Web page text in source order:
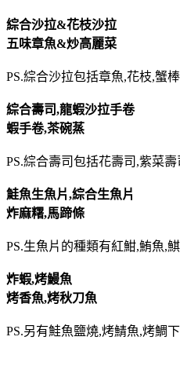
綜合沙拉&花枝沙拉
五味章魚&炒高麗菜
PS.綜合沙拉包括章魚,花枝,蟹棒
綜合壽司,龍蝦沙拉手卷
蝦手卷,茶碗蒸
PS.綜合壽司包括花壽司,紫菜壽
鮭魚生魚片,綜合生魚片
炸麻糬,馬蹄條
PS.生魚片的種類有紅魽,鮪魚,
炸蝦,烤鰻魚
烤香魚,烤秋刀魚
PS.另有鮭魚鹽燒,烤鯖魚,烤鯛